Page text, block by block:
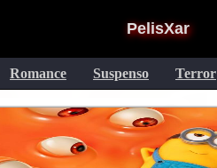
PelisXar
Romance Suspenso Terror